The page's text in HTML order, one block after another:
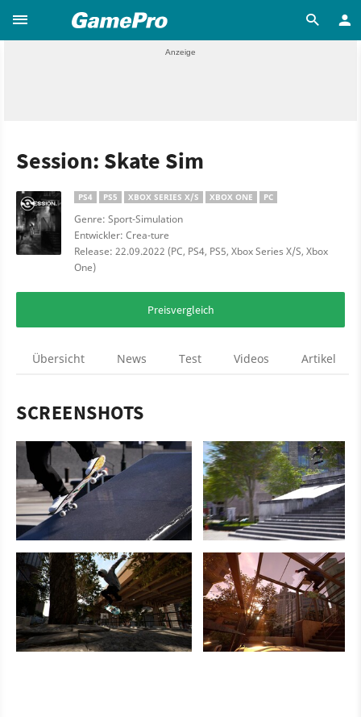
Session: Skate Sim
PS4 PS5 XBOX SERIES X/S XBOX ONE PC
Genre: Sport-Simulation
Entwickler: Crea-ture
Release: 22.09.2022 (PC, PS4, PS5, Xbox Series X/S, Xbox
One)
Preisvergleich
Übersicht News Test Videos Artikel
SCREENSHOTS